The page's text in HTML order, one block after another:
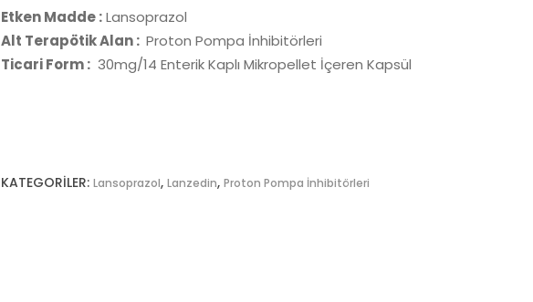
Etken Madde :Lansoprazol
Alt Terapötik Alan : Proton Pompa İnhibitörleri
Ticari Form : 30mg/14 Enterik Kaplı Mikropellet İçeren Kapsül
KATEGORILER: Lansoprazol, Lanzedin, Proton Pompa İnhibitörleri